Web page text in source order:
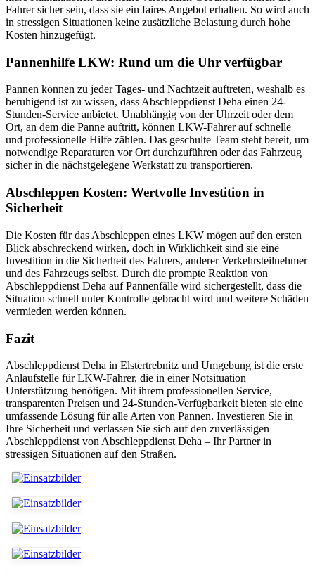
Fahrer sicher sein, dass sie ein faires Angebot erhalten. So wird auch
in stressigen Situationen keine zusätzliche Belastung durch hohe
Kosten hinzugefügt.
Pannenhilfe LKW: Rund um die Uhr verfügbar
Pannen können zu jeder Tages- und Nachtzeit auftreten, weshalb es
beruhigend ist zu wissen, dass Abschleppdienst Deha einen 24-
Stunden-Service anbietet. Unabhängig von der Uhrzeit oder dem
Ort, an dem die Panne auftritt, können LKW-Fahrer auf schnelle
und professionelle Hilfe zählen. Das geschulte Team steht bereit, um
notwendige Reparaturen vor Ort durchzuführen oder das Fahrzeug
sicher in die nächstgelegene Werkstatt zu transportieren.
Abschleppen Kosten: Wertvolle Investition in
Sicherheit
Die Kosten für das Abschleppen eines LKW mögen auf den ersten
Blick abschreckend wirken, doch in Wirklichkeit sind sie eine
Investition in die Sicherheit des Fahrers, anderer Verkehrsteilnehmer
und des Fahrzeugs selbst. Durch die prompte Reaktion von
Abschleppdienst Deha auf Pannenfälle wird sichergestellt, dass die
Situation schnell unter Kontrolle gebracht wird und weitere Schäden
vermieden werden können.
Fazit
Abschleppdienst Deha in Elstertrebnitz und Umgebung ist die erste
Anlaufstelle für LKW-Fahrer, die in einer Notsituation
Unterstützung benötigen. Mit ihrem professionellen Service,
transparenten Preisen und 24-Stunden-Verfügbarkeit bieten sie eine
umfassende Lösung für alle Arten von Pannen. Investieren Sie in
Ihre Sicherheit und verlassen Sie sich auf den zuverlässigen
Abschleppdienst von Abschleppdienst Deha – Ihr Partner in
stressigen Situationen auf den Straßen.